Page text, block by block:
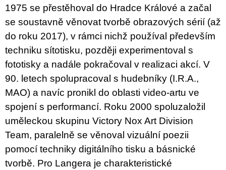
1975 se přestěhoval do Hradce Králové a začal
se soustavně věnovat tvorbě obrazových sérií (až
do roku 2017), v rámci nichž používal především
techniku sítotisku, později experimentoval s
fototisky a nadále pokračoval v realizaci akcí. V
90. letech spolupracoval s hudebníky (I.R.A.,
MAO) a navíc pronikl do oblasti video-artu ve
spojení s performancí. Roku 2000 spoluzaložil
uměleckou skupinu Victory Nox Art Division
Team, paralelně se věnoval vizuální poezii
pomocí techniky digitálního tisku a básnické
tvorbě. Pro Langera je charakteristické